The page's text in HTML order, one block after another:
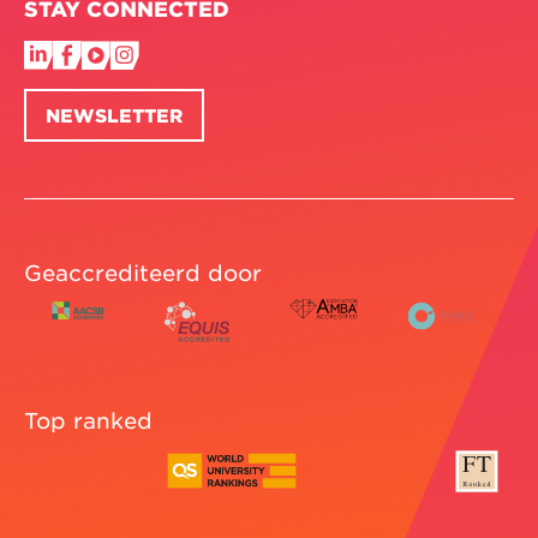
Analyseer de maturiteit van jouw organisatie
aan de hand van het '4 levels of maturity'
model
Opbouw
ervaring kritisch tegen het licht te houden.
Daarna krijg je de kans om meteen woorden in
daden om te zetten. Het doel? Dat jij aan
Je kan eender wanneer met Essentials in
Strategy beginnen en leren waar en wanneer het
je uitkomt. Je bent 10 tot 12 uur bezig om de
opleiding af te ronden en die tijd kan je spreiden
STAY CONNECTED
NEWSLETTER
Geaccrediteerd door
Top ranked